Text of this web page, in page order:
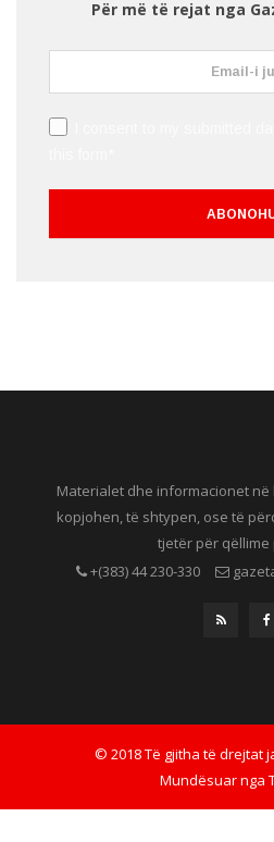
Për më të rejat nga
Materialet dhe informacionet
kopjohen, të shtypen, ose të
tjetër për qëllime
+(383) 44 230-330
© 2018 Të gjitha të drejtat
Mundësuar nga